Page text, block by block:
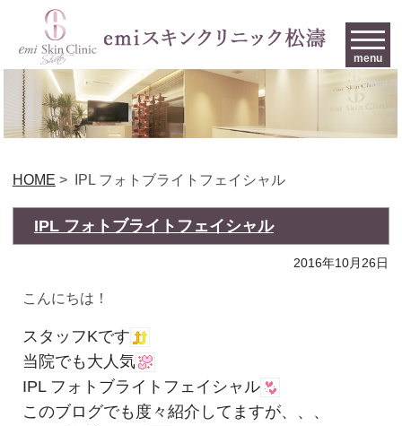
menu
HOME > IPL フォトブライトフェイシャル
IPL フォトブライトフェイシャル
2016年10月26日
こんにちは！
スタッフKです
当院でも大人気
IPL フォトブライトフェイシャル
このブログでも度々紹介してますが、、、